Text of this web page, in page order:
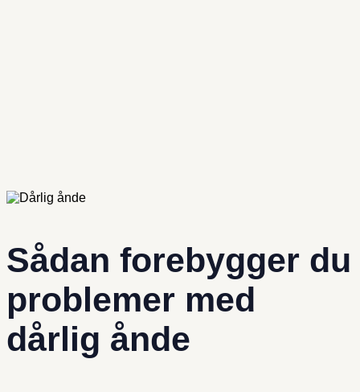
Sådan forebygger du
problemer med
dårlig ånde